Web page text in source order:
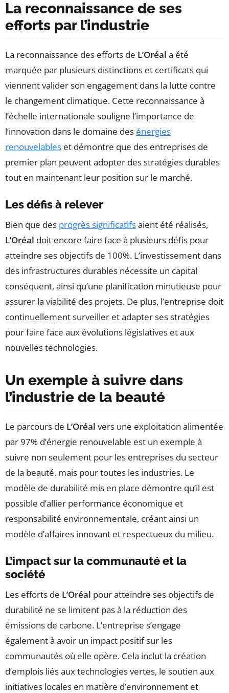
La reconnaissance de ses
efforts par l’industrie
La reconnaissance des efforts de L’Oréal a été
marquée par plusieurs distinctions et certificats qui
viennent valider son engagement dans la lutte contre
le changement climatique. Cette reconnaissance à
l’échelle internationale souligne l’importance de
l’innovation dans le domaine des énergies
renouvelables et démontre que des entreprises de
premier plan peuvent adopter des stratégies durables
tout en maintenant leur position sur le marché.
Les défis à relever
Bien que des progrès significatifsaient été réalisés,
L’Oréal doit encore faire face à plusieurs défis pour
atteindre ses objectifs de 100%. L’investissement dans
des infrastructures durables nécessite un capital
conséquent, ainsi qu’une planification minutieuse pour
assurer la viabilité des projets. De plus, l’entreprise doit
continuellement surveiller et adapter ses stratégies
pour faire face aux évolutions législatives et aux
nouvelles technologies.
Un exemple à suivre dans
l’industrie de la beauté
Le parcours de L’Oréal vers une exploitation alimentée
par 97% d’énergie renouvelable est un exemple à
suivre non seulement pour les entreprises du secteur
de la beauté, mais pour toutes les industries. Le
modèle de durabilité mis en place démontre qu’il est
possible d’allier performance économique et
responsabilité environnementale, créant ainsi un
modèle d’affaires innovant et respectueux du milieu.
L’impact sur la communauté et la
société
Les efforts de L’Oréal pour atteindre ses objectifs de
durabilité ne se limitent pas à la réduction des
émissions de carbone. L’entreprise s’engage
également à avoir un impact positif sur les
communautés où elle opère. Cela inclut la création
d’emplois liés aux technologies vertes, le soutien aux
initiatives locales en matière d’environnement et